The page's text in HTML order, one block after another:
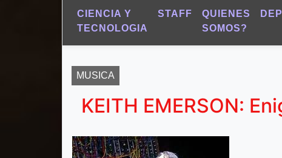
CIENCIA Y
TECNOLOGIA
STAFF
QUIENES
SOMOS?
MUSICA
KEITH EMERSON: